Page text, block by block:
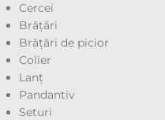
Cercei
Brățări
Brățări de picior
Colier
Lanț
Pandantiv
Seturi